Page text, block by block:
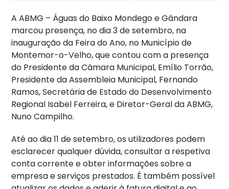
A ABMG – Águas do Baixo Mondego e Gândara
marcou presença, no dia 3 de setembro, na
inauguração da Feira do Ano, no Município de
Montemor-o-Velho, que contou com a presença
do Presidente da Câmara Municipal, Emílio Torrão,
Presidente da Assembleia Municipal, Fernando
Ramos, Secretária de Estado do Desenvolvimento
Regional Isabel Ferreira, e Diretor-Geral da ABMG,
Nuno Campilho.
Até ao dia 11 de setembro, os utilizadores podem
esclarecer qualquer dúvida, consultar a respetiva
conta corrente e obter informações sobre a
empresa e serviços prestados. É também possível